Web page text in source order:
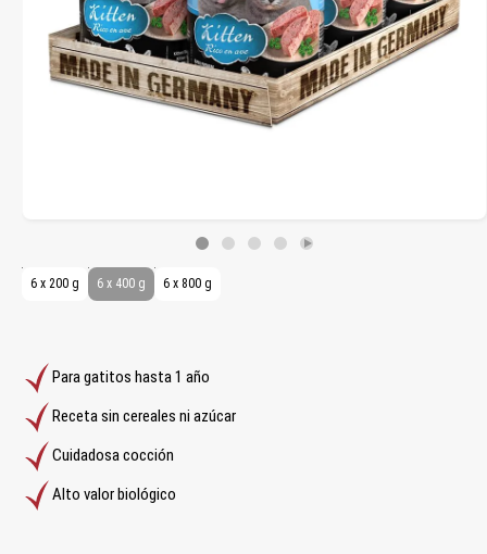
Para gatitos hasta 1 año
Receta sin cereales ni azúcar
Cuidadosa cocción
Alto valor biológico
6 x 200 g 6 x 400 g 6 x 800 g